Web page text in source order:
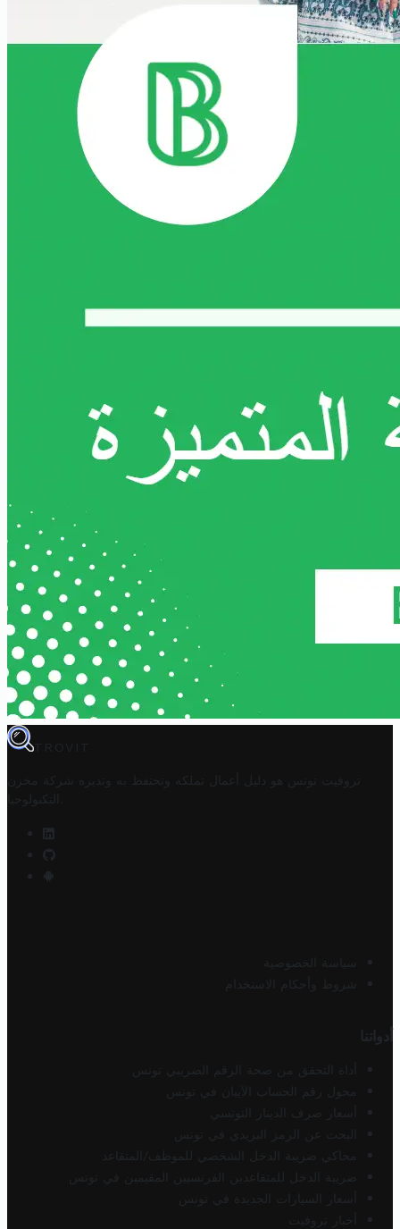
TROVIT
تروفيت تونس هو دليل أعمال تملكه وتحتفظ به وتديره
شركة مخزن
التكنولوجيا
سياسة الخصوصية
شروط وأحكام الاستخدام
أدواتنا
أداة التحقق من صحة الرقم الضريبي تونس
محول رقم الحساب الآيبان في تونس
أسعار صرف الدينار التونسي
البحث عن الرمز البريدي في تونس
محاكي ضريبة الدخل الشخصي للموظف/المتقاعد
ضريبة الدخل للمتقاعدين الفرنسيين المقيمين في تونس
أسعار السيارات الجديدة في تونس
أخبار تروفيت